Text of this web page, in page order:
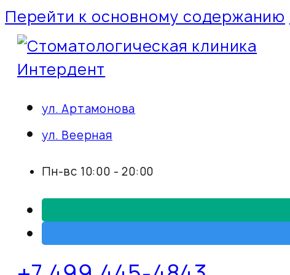
Перейти к основному содержанию
ул. Артамонова
ул. Веерная
Пн-вс 10:00 - 20:00